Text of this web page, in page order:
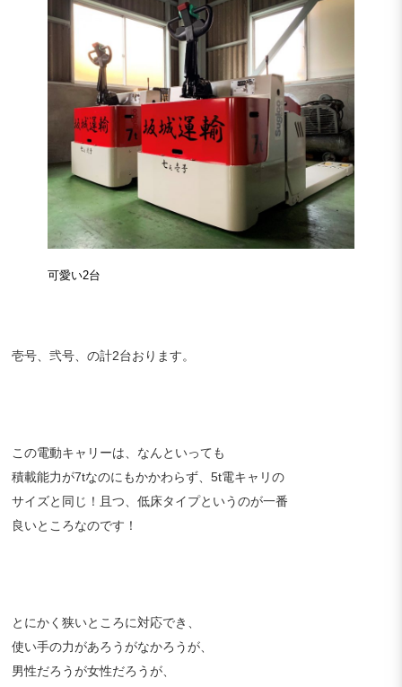
可愛い2台
壱号、弐号、の計2台おります。
この電動キャリーは、なんといっても
積載能力が7tなのにもかかわらず、5t電キャリの
サイズと同じ！且つ、低床タイプというのが一番
良いところなのです！
とにかく狭いところに対応でき、
使い手の力があろうがなかろうが、
男性だろうが女性だろうが、